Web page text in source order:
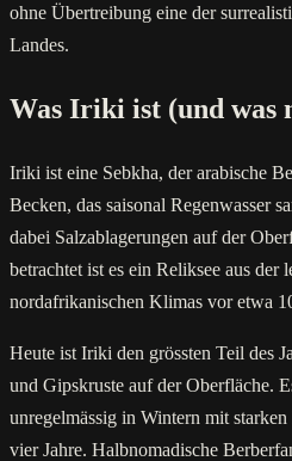
ohne Übertreibung eine der
Landes.
Was Iriki ist (und was
Iriki ist eine Sebkha, der arabische
Becken, das saisonal Regenwasser
dabei Salzablagerungen auf der
betrachtet ist es ein Reliksee aus der
nordafrikanischen Klimas vor etwa
Heute ist Iriki den grössten Teil des
und Gipskruste auf der Oberfläche.
unregelmässig in Wintern mit
vier Jahre. Halbnomadische